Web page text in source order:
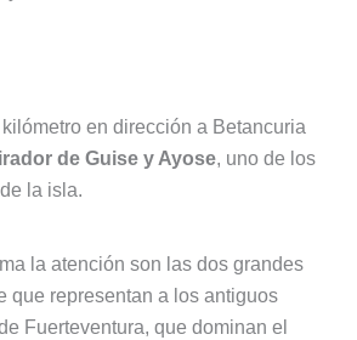
en dirección a Betancuria
de Guise y Ayose, uno de los
la isla.
la atención son las dos grandes
que representan a los antiguos
Fuerteventura, que dominan el